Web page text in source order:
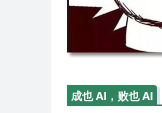
成也 AI，败也 AI